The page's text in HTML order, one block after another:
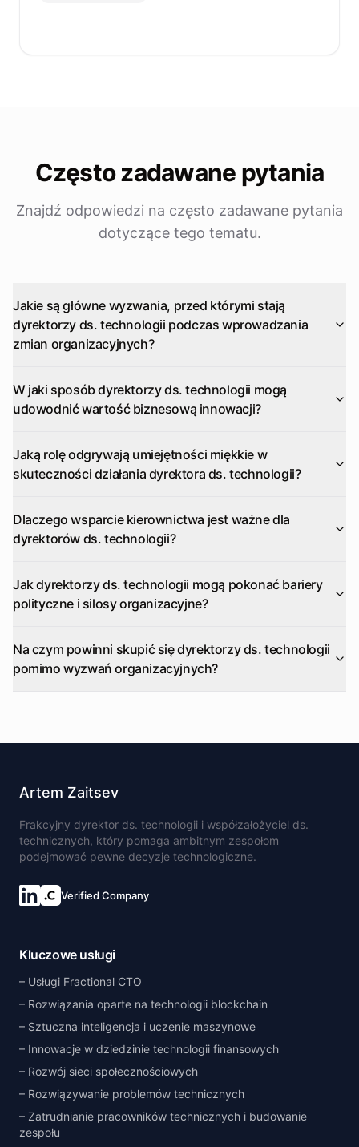
Często zadawane pytania
Znajdź odpowiedzi na często zadawane pytania
dotyczące tego tematu.
Jakie są główne wyzwania, przed którymi stają
dyrektorzy ds. technologii podczas wprowadzania
zmian organizacyjnych?
W jaki sposób dyrektorzy ds. technologii mogą
udowodnić wartość biznesową innowacji?
Jaką rolę odgrywają umiejętności miękkie w
skuteczności działania dyrektora ds. technologii?
Dlaczego wsparcie kierownictwa jest ważne dla
dyrektorów ds. technologii?
Jak dyrektorzy ds. technologii mogą pokonać bariery
polityczne i silosy organizacyjne?
Na czym powinni skupić się dyrektorzy ds. technologii
pomimo wyzwań organizacyjnych?
Artem Zaitsev
Frakcyjny dyrektor ds. technologii i współzałożyciel ds.
technicznych, który pomaga ambitnym zespołom
podejmować pewne decyzje technologiczne.
Verified Company
Kluczowe usługi
Usługi Fractional CTO
Rozwiązania oparte na technologii blockchain
Sztuczna inteligencja i uczenie maszynowe
Innowacje w dziedzinie technologii finansowych
Rozwój sieci społecznościowych
Rozwiązywanie problemów technicznych
Zatrudnianie pracowników technicznych i budowanie
zespołu